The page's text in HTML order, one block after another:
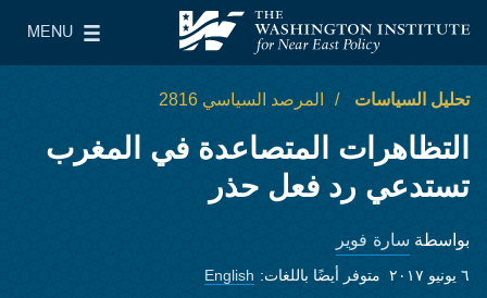
معهد واشنطن لسياسات الشرق الأدنى
MENU
Main Menu
تحليل السياسات المرصد السياسي 2816
التظاهرات المتصاعدة في المغرب
تستدعي رد فعل حذر
بواسطة سارة فوير
٦ يونيو ٢٠١٧ متوفر أيضًا باللغات: English